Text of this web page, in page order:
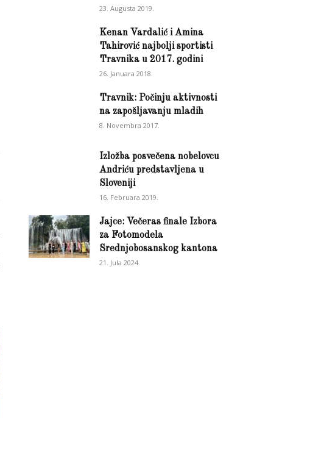
23. Augusta 2019.
Kenan Vardalić i Amina
Tahirović najbolji sportisti
Travnika u 2017. godini
26. Januara 2018.
Travnik: Počinju aktivnosti
na zapošljavanju mladih
8. Novembra 2017.
Izložba posvečena nobelovcu
Andriću predstavljena u
Sloveniji
16. Februara 2019.
Jajce: Večeras finale Izbora
za Fotomodela
Srednjobosanskog kantona
21. Jula 2024.